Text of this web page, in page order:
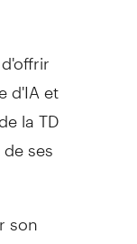
d'IA et
la TD
ses
son